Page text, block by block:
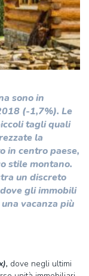
sono in
(-1,7%). Le
tagli quali
la
in centro paese,
stile montano.
un discreto
gli immobili
vacanza più
dove negli ultimi